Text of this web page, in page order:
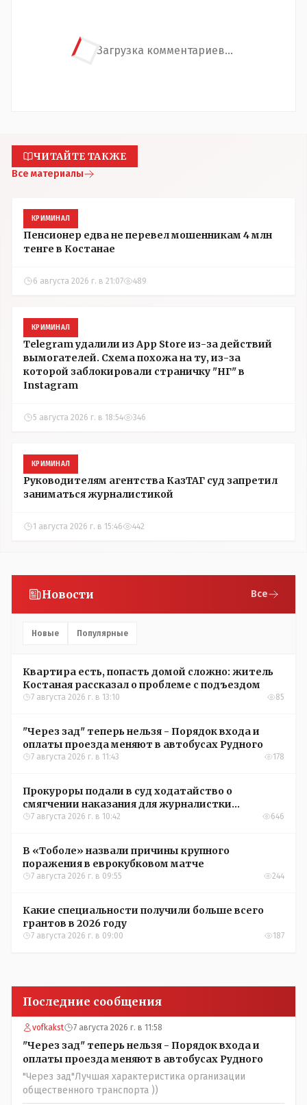
Загрузка комментариев...
ЧИТАЙТЕ ТАКЖЕ
Все материалы
КРИМИНАЛ
Пенсионер едва не перевел мошенникам 4 млн
тенге в Костанае
6 августа 2026 г. в 21:07 489
КРИМИНАЛ
Telegram удалили из App Store из-за действий
вымогателей. Схема похожа на ту, из-за
которой заблокировали страничку "НГ" в
Instagram
5 августа 2026 г. в 18:54 346
КРИМИНАЛ
Руководителям агентства КазТАГ суд запретил
заниматься журналистикой
1 августа 2026 г. в 15:46 442
Новости Все
Новые Популярные
Квартира есть, попасть домой сложно: житель
Костаная рассказал о проблеме с подъездом
7 августа 2026 г. в 13:10 85
"Через зад" теперь нельзя - Порядок входа и
оплаты проезда меняют в автобусах Рудного
7 августа 2026 г. в 11:43 178
Прокуроры подали в суд ходатайство о
смягчении наказания для журналистки
Александры Алёховой
7 августа 2026 г. в 10:42 646
В «Тоболе» назвали причины крупного
поражения в еврокубковом матче
7 августа 2026 г. в 09:55 244
Какие специальности получили больше всего
грантов в 2026 году
7 августа 2026 г. в 09:00 187
Последние сообщения
vofkakst 7 августа 2026 г. в 11:58
"Через зад" теперь нельзя - Порядок входа и
оплаты проезда меняют в автобусах Рудного
"Через зад"Лучшая характеристика организации
общественного транспорта ))